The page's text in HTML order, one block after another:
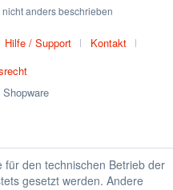
anders beschrieben
Hilfe / Support
Kontakt
für den technischen Betrieb der
gesetzt werden. Andere